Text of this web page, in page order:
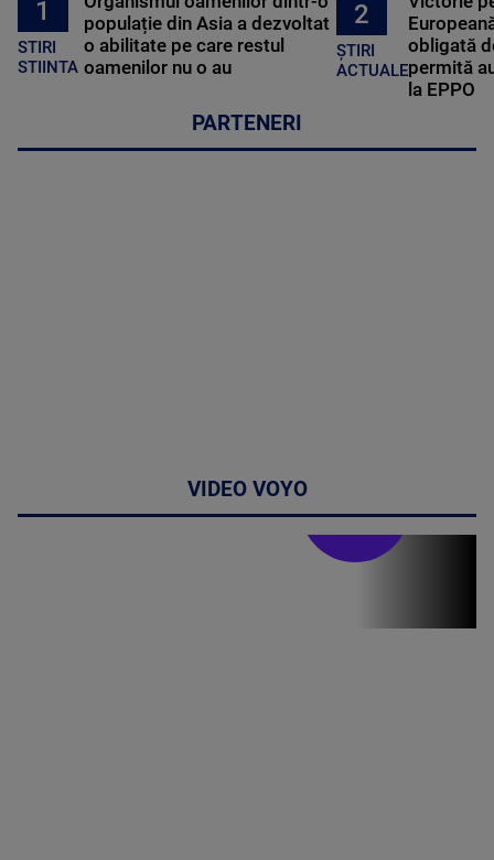
1
STIRI
STIINTA
populație din Asia a dezvoltat
o abilitate pe care restul
oamenilor nu o au
2
ȘTIRI
ACTUALE
obligată
permită
la EPPO
PARTENERI
VIDEO VOYO